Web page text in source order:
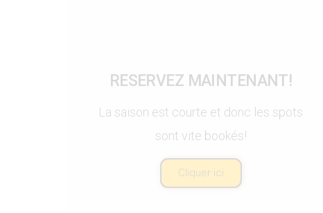
RESERVEZ MAINTENANT!
La saison est courte et donc les spots
sont vite bookés!
Cliquer ici